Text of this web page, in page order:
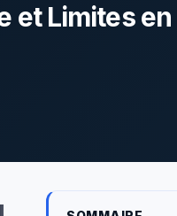
et Limites en